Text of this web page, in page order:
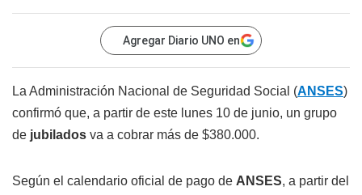
Agregar Diario UNO en
La Administración Nacional de Seguridad Social (ANSES)
confirmó que, a partir de este lunes 10 de junio, un grupo
de jubilados va a cobrar más de $380.000.
Según el calendario oficial de pago de ANSES, a partir del